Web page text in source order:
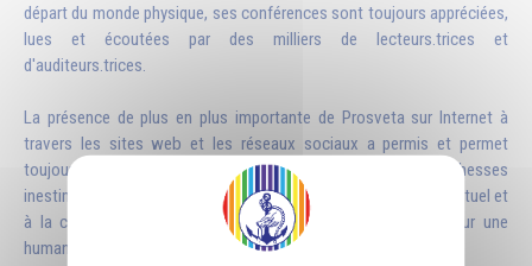
départ du monde physique, ses conférences sont toujours appréciées,
lues et écoutées par des milliers de lecteurs.trices et
d'auditeurs.trices.
La présence de plus en plus importante de Prosveta sur Internet à
travers les sites web et les réseaux sociaux a permis et permet
toujours de partager entre les lecteurs-trices des richesses
inestimables pour aider l'être humain à son développement spirituel et
à la compréhension d'une nécessaire mutation intérieure pour une
humanité plus épanouie.